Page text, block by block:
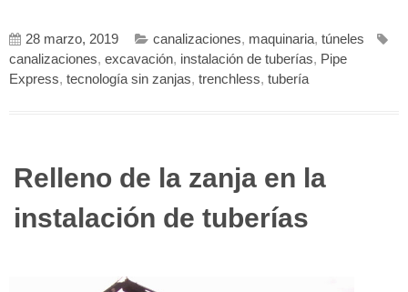
28 marzo, 2019 canalizaciones, maquinaria, túneles
canalizaciones, excavación, instalación de tuberías, Pipe
Express, tecnología sin zanjas, trenchless, tubería
Relleno de la zanja en la
instalación de tuberías